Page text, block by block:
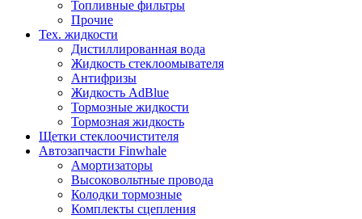
Топливные фильтры
Прочие
Тех. жидкости
Дистиллированная вода
Жидкость стеклоомывателя
Антифризы
Жидкость AdBlue
Тормозные жидкости
Тормозная жидкость
Щетки стеклоочистителя
Автозапчасти Finwhale
Амортизаторы
Высоковольтные провода
Колодки тормозные
Комплекты сцепления